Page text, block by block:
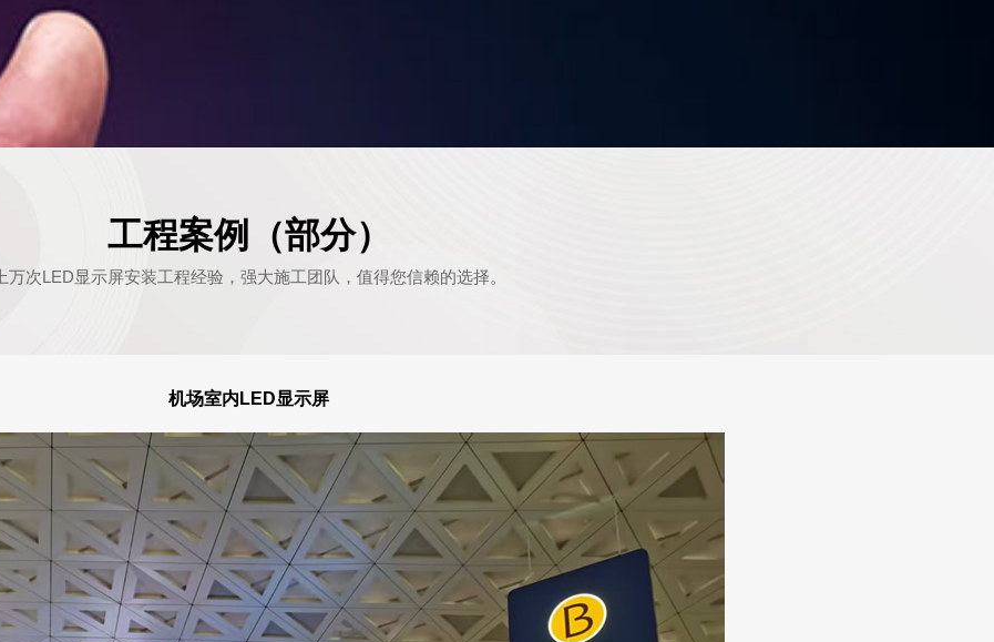
工程案例（部分）
上万次LED显示屏安装工程经验，强大施工团队，值得您信赖的选择。
机场室内LED显示屏